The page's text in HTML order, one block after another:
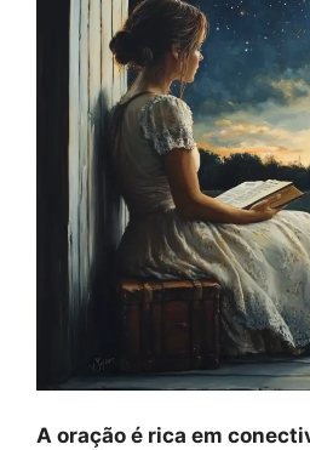
A oração é rica em